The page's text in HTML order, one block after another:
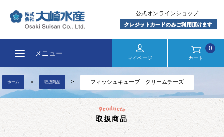
メニュー
マイページ カート
0
ホーム 取扱商品 フィッシュキューブ クリームチーズ
取扱商品